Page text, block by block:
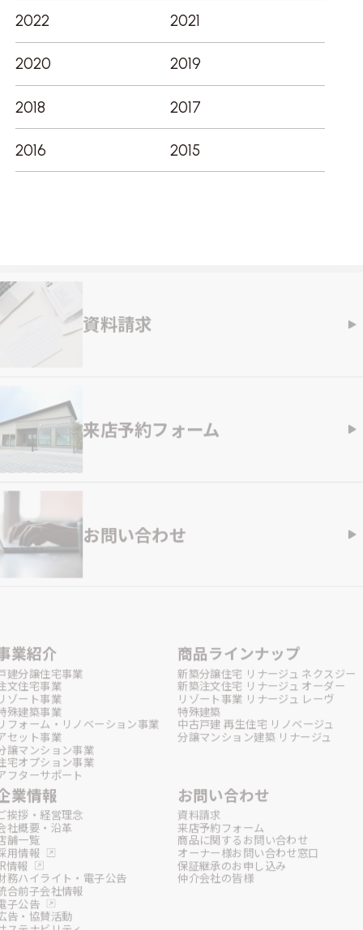
2022 2021
2020 2019
2018 2017
2016 2015
資料請求
来店予約フォーム
お問い合わせ
業紹介
建分譲住宅事業
文住宅事業
ゾート事業
殊建築事業
フォーム・リノベーション事業
セット事業
譲マンション事業
宅オプション事業
フターサポート
商品ラインナップ
新築分譲住宅 リナージュ ネクスジー
新築注文住宅 リナージュ オーダー
リゾート事業 リナージュ レーヴ
特殊建築
中古戸建 再生住宅 リノベージュ
分譲マンション建築 リナージュ
業情報
挨拶・経営理念
社概要・沿革
舗一覧
用情報
情報
務ハイライト・電子公告
合前子会社情報
子公告
告・協賛活動
お問い合わせ
資料請求
来店予約フォーム
商品に関するお問い合わせ
オーナー様お問い合わせ窓口
保証継承のお申し込み
仲介会社の皆様